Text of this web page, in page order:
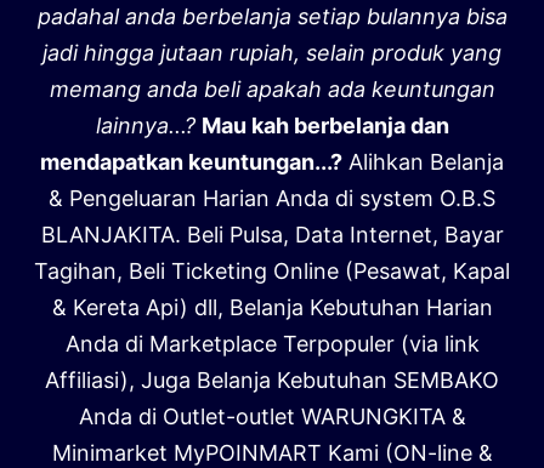
padahal anda berbelanja setiap bulannya bisa
jadi hingga jutaan rupiah, selain produk yang
memang anda beli apakah ada keuntungan
lainnya...? Mau kah berbelanja dan
mendapatkan keuntungan...? Alihkan Belanja
& Pengeluaran Harian Anda di system O.B.S
BLANJAKITA. Beli Pulsa, Data Internet, Bayar
Tagihan, Beli Ticketing Online (Pesawat, Kapal
& Kereta Api) dll, Belanja Kebutuhan Harian
Anda di Marketplace Terpopuler (via link
Affiliasi), Juga Belanja Kebutuhan SEMBAKO
Anda di Outlet-outlet WARUNGKITA &
Minimarket MyPOINMART Kami (ON-line &